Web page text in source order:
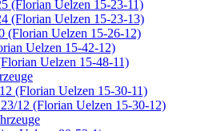
(Florian Uelzen 15-23-11)
(Florian Uelzen 15-23-13)
(Florian Uelzen 15-26-12)
Uelzen 15-42-12)
Uelzen 15-48-11)
(Florian Uelzen 15-30-11)
12 (Florian Uelzen 15-30-12)